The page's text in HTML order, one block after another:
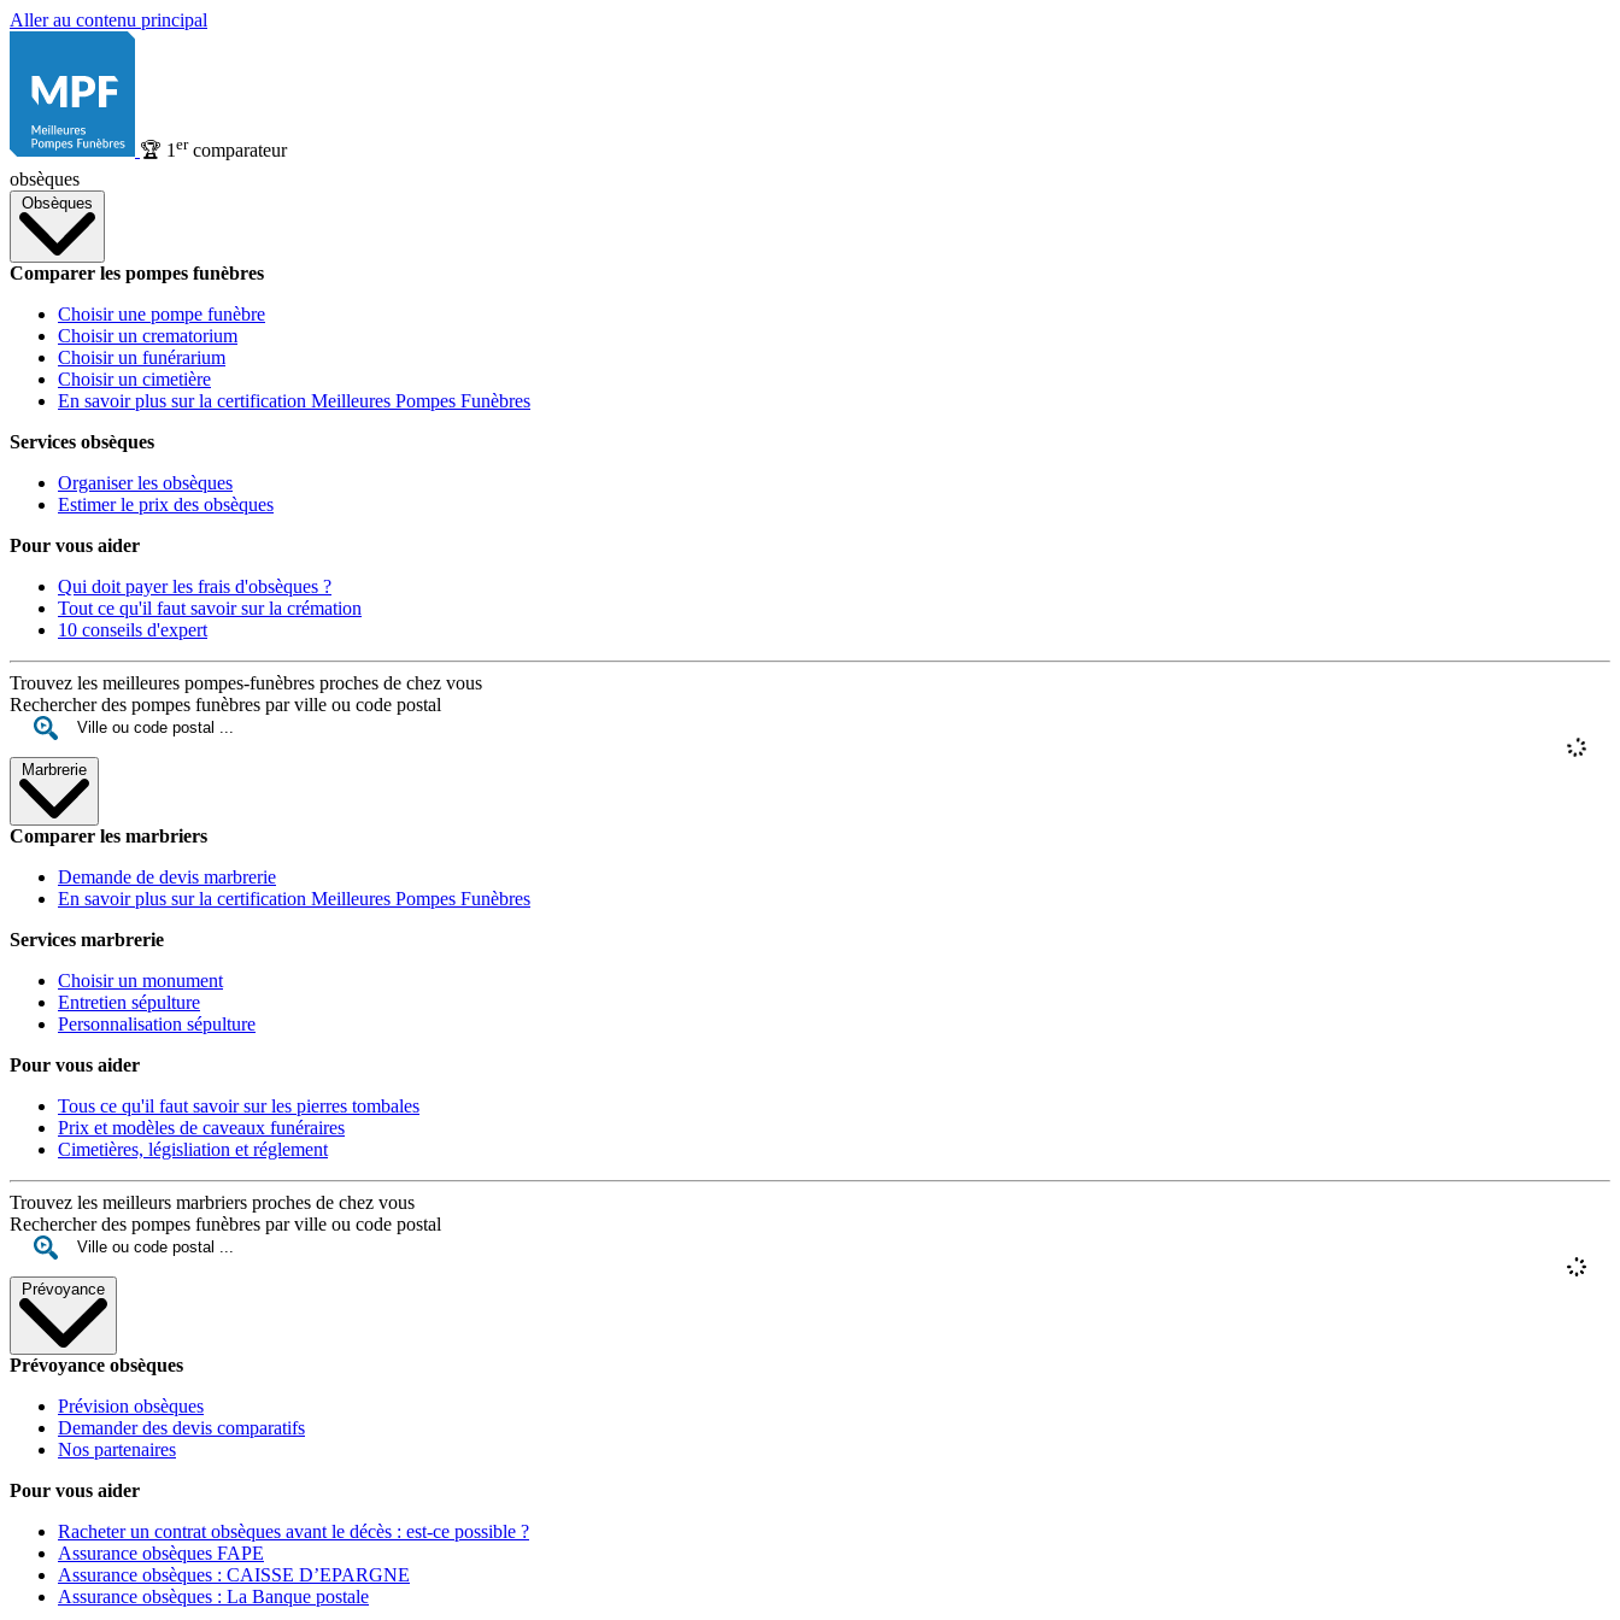
Aller au contenu principal
🏆 1 ercomparateur
obsèques
Obsèques
Comparer les pompes funèbres
Choisir une pompe funèbre
Choisir un crematorium
Choisir un funérarium
Choisir un cimetière
En savoir plus sur la certification Meilleures Pompes Funèbres
Services obsèques
Organiser les obsèques
Estimer le prix des obsèques
Pour vous aider
Qui doit payer les frais d'obsèques ?
Tout ce qu'il faut savoir sur la crémation
10 conseils d'expert
Trouvez les meilleures pompes-funèbres proches de chez vous
Rechercher des pompes funèbres par ville ou code postal
Marbrerie
Comparer les marbriers
Demande de devis marbrerie
En savoir plus sur la certification Meilleures Pompes Funèbres
Services marbrerie
Choisir un monument
Entretien sépulture
Personnalisation sépulture
Pour vous aider
Tous ce qu'il faut savoir sur les pierres tombales
Prix et modèles de caveaux funéraires
Cimetières, législiation et réglement
Trouvez les meilleurs marbriers proches de chez vous
Rechercher des pompes funèbres par ville ou code postal
Prévoyance
Prévoyance obsèques
Prévision obsèques
Demander des devis comparatifs
Nos partenaires
Pour vous aider
Racheter un contrat obsèques avant le décès : est-ce possible ?
Assurance obsèques FAPE
Assurance obsèques : CAISSE D’EPARGNE
Assurance obsèques : La Banque postale